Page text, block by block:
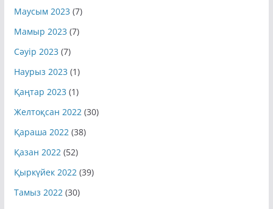
Маусым 2023 (7)
Мамыр 2023 (7)
Сәуір 2023 (7)
Наурыз 2023 (1)
Қаңтар 2023 (1)
Желтоқсан 2022(30)
Қараша 2022(38)
Қазан 2022(52)
Қыркүйек 2022(39)
Тамыз 2022(30)